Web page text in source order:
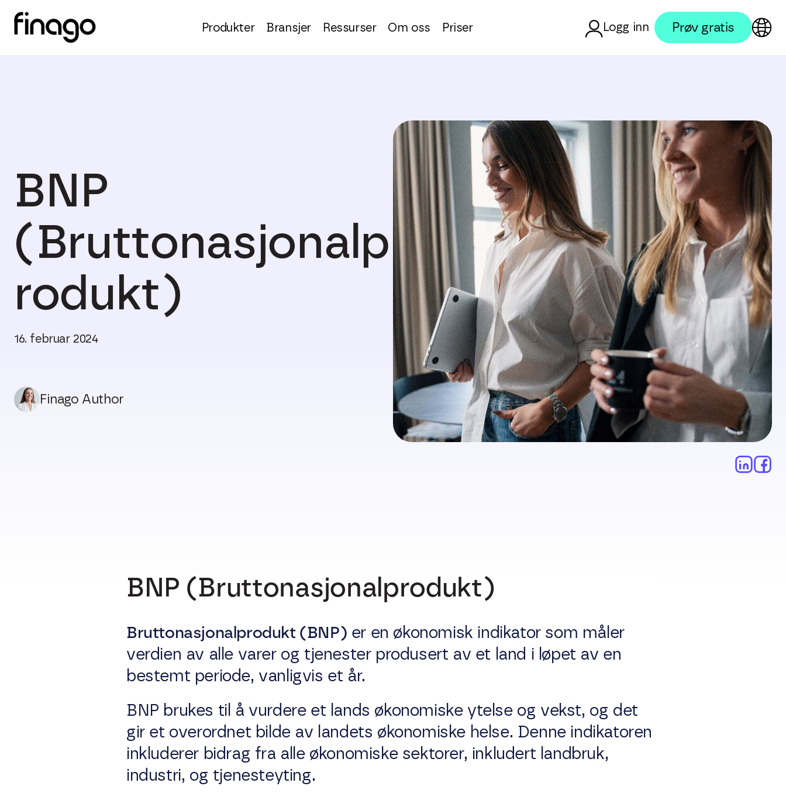
Produkter Bransjer Ressurser Om oss Priser Logg inn Prøv gratis
BNP
(Bruttonasjonalp
rodukt)
16. februar 2024
Finago Author
BNP (Bruttonasjonalprodukt)
Bruttonasjonalprodukt (BNP) er en økonomisk indikator som måler
verdien av alle varer og tjenester produsert av et land i løpet av en
bestemt periode, vanligvis et år.
BNP brukes til å vurdere et lands økonomiske ytelse og vekst, og det
gir et overordnet bilde av landets økonomiske helse. Denne indikatoren
inkluderer bidrag fra alle økonomiske sektorer, inkludert landbruk,
industri, og tjenesteyting.